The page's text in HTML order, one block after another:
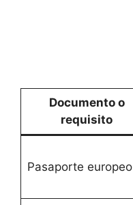
Documento o
requisito
Pasaporte europeo